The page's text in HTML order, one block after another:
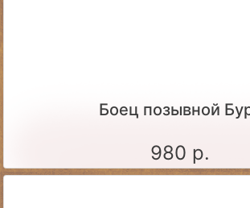
Боец позывной
980 р.